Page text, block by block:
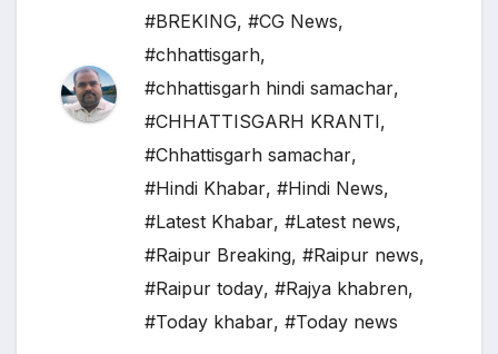
#BREKING, #CG News,
#chhattisgarh,
#chhattisgarh hindi samachar,
#CHHATTISGARH KRANTI,
#Chhattisgarh samachar,
#Hindi Khabar, #Hindi News,
#Latest Khabar, #Latest news,
#Raipur Breaking, #Raipur news,
#Raipur today, #Rajya khabren,
#Today khabar, #Today news